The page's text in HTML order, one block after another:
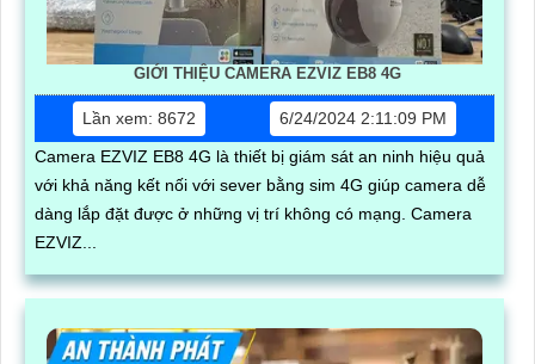
GIỚI THIỆU CAMERA EZVIZ EB8 4G
Lần xem: 8672
6/24/2024 2:11:09 PM
Camera EZVIZ EB8 4G là thiết bị giám sát an ninh hiệu quả
với khả năng kết nối với sever bằng sim 4G giúp camera dễ
dàng lắp đặt được ở những vị trí không có mạng. Camera
EZVIZ...